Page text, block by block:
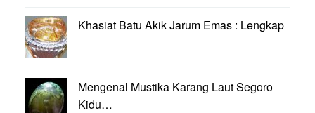
Khasiat Batu Akik Jarum Emas : Lengkap
Mengenal Mustika Karang Laut Segoro
Kidu…